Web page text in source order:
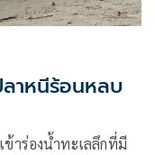
าหนีร้อนหลบ
าร่องน้ำทะเลลึกที่มี